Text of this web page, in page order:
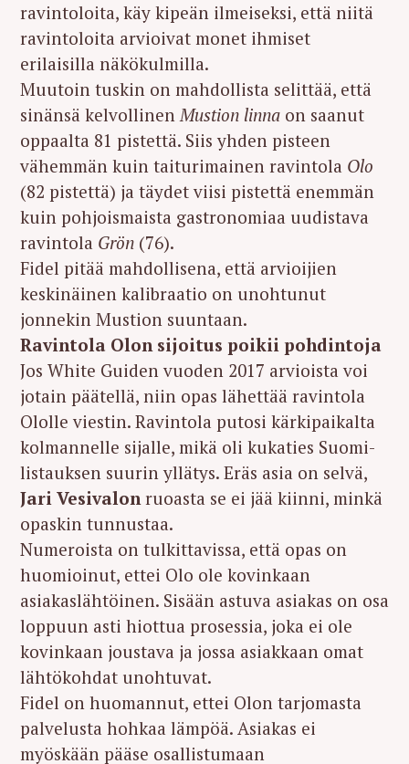
ravintoloita, käy kipeän ilmeiseksi, että niitä
ravintoloita arvioivat monet ihmiset
erilaisilla näkökulmilla.
Muutoin tuskin on mahdollista selittää, että
sinänsä kelvollinenMustion linna on saanut
oppaalta 81 pistettä. Siis yhden pisteen
vähemmän kuin taiturimainen ravintola Olo
(82 pistettä) ja täydet viisi pistettä enemmän
kuin pohjoismaista gastronomiaa uudistava
ravintola Grön (76).
Fidel pitää mahdollisena, että arvioijien
keskinäinen kalibraatio on unohtunut
jonnekin Mustion suuntaan.
Ravintola Olon sijoitus poikii pohdintoja
Jos White Guiden vuoden 2017 arvioista voi
jotain päätellä, niin opas lähettää ravintola
Ololle viestin. Ravintola putosi kärkipaikalta
kolmannelle sijalle, mikä oli kukaties Suomi-
listauksen suurin yllätys. Eräs asia on selvä,
Jari Vesivalonruoasta se ei jää kiinni, minkä
opaskin tunnustaa.
Numeroista on tulkittavissa, että opas on
huomioinut, ettei Olo ole kovinkaan
asiakaslähtöinen. Sisään astuva asiakas on osa
loppuun asti hiottua prosessia, joka ei ole
kovinkaan joustava ja jossa asiakkaan omat
lähtökohdat unohtuvat.
Fidel on huomannut, ettei Olon tarjomasta
palvelusta hohkaa lämpöä. Asiakas ei
myöskään pääse osallistumaan